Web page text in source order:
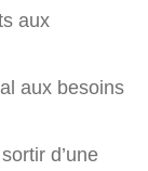
aux
aux besoins
d’une